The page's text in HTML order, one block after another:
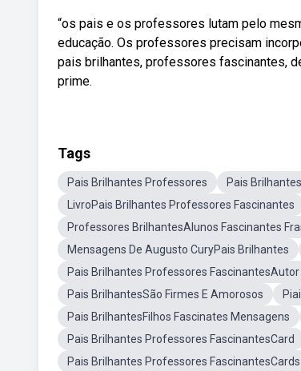
“os pais e os professores lutam pelo
educação. Os professores precisam
pais brilhantes, professores fascinantes,
prime.
Tags
Pais Brilhantes Professores Pais
LivroPais Brilhantes Professores Fascinantes
Professores BrilhantesAlunos Fascinantes
Mensagens De Augusto CuryPais Brilhantes
Pais Brilhantes Professores FascinantesAutor
Pais BrilhantesSão Firmes E Amorosos
Pais BrilhantesFilhos Fascinates Mensagens
Pais Brilhantes Professores FascinantesCard
Pais Brilhantes Professores FascinantesCards